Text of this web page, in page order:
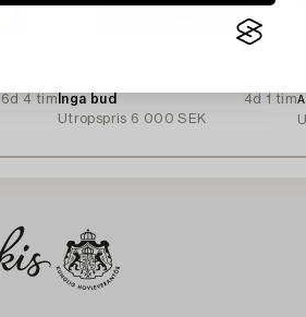
6d 4 tim Inga bud
4d 1 tim
Utropspris 6 000 SEK